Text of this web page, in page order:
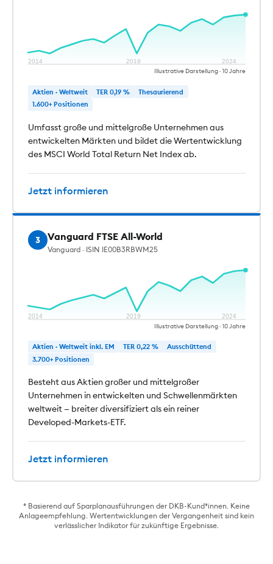
2014 2019 2024
Illustrative Darstellung · 10 Jahre
Aktien · Weltweit TER 0,19 %
Thesaurierend
1.600+ Positionen
Umfasst große und mittelgroße Unternehmen aus
entwickelten Märkten und bildet die Wertentwicklung
des MSCI World Total Return Net Index ab.
Jetzt informieren
3 Vanguard FTSE All-World
Vanguard · ISIN IE00B3RBWM25
2014 2019 2024
Illustrative Darstellung · 10 Jahre
Aktien · Weltweit inkl. EM TER 0,22 %
Ausschüttend
3.700+ Positionen
Besteht aus Aktien großer und mittelgroßer
Unternehmen in entwickelten und Schwellenmärkten
weltweit — breiter diversifiziert als ein reiner
Developed-Markets-ETF.
Jetzt informieren
* Basierend auf Sparplanausführungen der DKB-Kund*innen. Keine
Anlageempfehlung. Wertentwicklungen der Vergangenheit sind kein
verlässlicher Indikator für zukünftige Ergebnisse.